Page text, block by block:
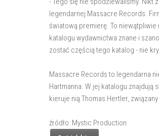
legendarnej Massacre Records.
światową premierę. To
katalogu wydawnictwa znane i
zostać częścią tego katalog - nie
Massacre Records to legendarna
Hartmanna. W jej katalogu znajdują
kieruje nią Thomas Hertler,
źródło: Mystic Production